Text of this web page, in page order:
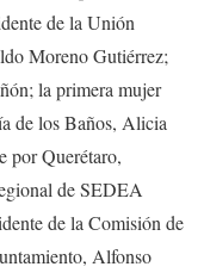
de la Unión
Moreno Gutiérrez;
la primera mujer
de los Baños, Alicia
por Querétaro,
de SEDEA
de la Comisión de
Alfonso